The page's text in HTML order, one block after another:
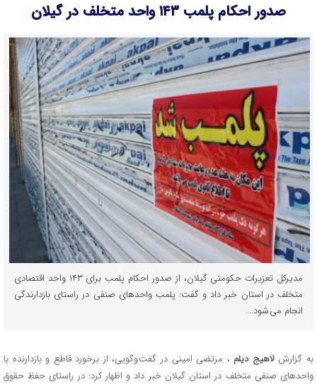
صدور احکام پلمب ۱۴۳ واحد متخلف در گیلان
مدیرکل تعزیرات حکومتی گیلان، از صدور احکام پلمب برای ۱۴۳ واحد اقتصادی
متخلف در استان خبر داد و گفت: پلمب واحدهای صنفی در راستای بازدارندگی
انجام می شود....
به گزارشلاهیج دیلم ، مرتضی امینی در گفت وگویی، از برخورد قاطع و بازدارنده با
واحدهای صنفی متخلف در استان گیلان خبر داد و اظهار کرد: در راستای حفظ حقوق